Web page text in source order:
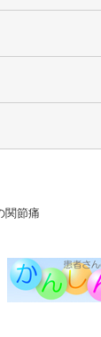
関節痛